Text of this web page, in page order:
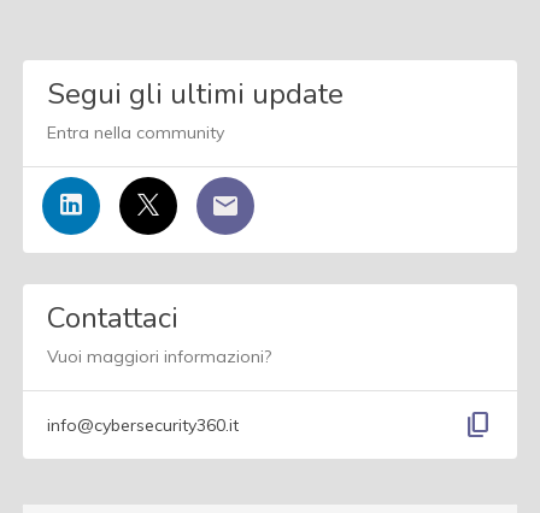
Segui gli ultimi update
Entra nella community
Contattaci
Vuoi maggiori informazioni?
info@cybersecurity360.it content_copy